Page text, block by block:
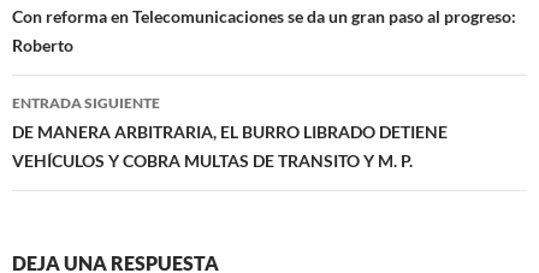
de
entradas
Con reforma en Telecomunicaciones se da un gran paso al progreso:
Roberto
ENTRADA SIGUIENTE
DE MANERA ARBITRARIA, EL BURRO LIBRADO DETIENE
VEHÍCULOS Y COBRA MULTAS DE TRANSITO Y M. P.
DEJA UNA RESPUESTA